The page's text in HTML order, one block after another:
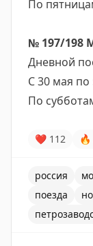
По
№ 197/198
Дневной
С 30 мая по
По
❤ 112 🔥
россия
поезда